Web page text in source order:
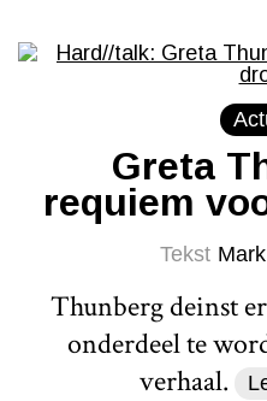
Greta
requiem
Tekst
Thunberg deinst
onderdeel te
verhaal.